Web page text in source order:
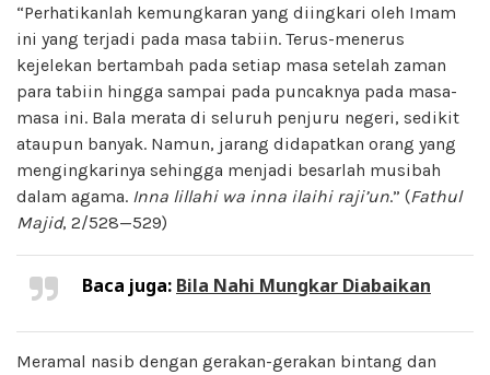
“Perhatikanlah kemungkaran yang diingkari oleh Imam
ini yang terjadi pada masa tabiin. Terus-menerus
kejelekan bertambah pada setiap masa setelah zaman
para tabiin hingga sampai pada puncaknya pada masa-
masa ini. Bala merata di seluruh penjuru negeri, sedikit
ataupun banyak. Namun, jarang didapatkan orang yang
mengingkarinya sehingga menjadi besarlah musibah
dalam agama. Inna lillahi wa inna ilaihi raji’un.” (Fathul
Majid, 2/528—529)
Baca juga: Bila Nahi Mungkar Diabaikan
Meramal nasib dengan gerakan-gerakan bintang dan